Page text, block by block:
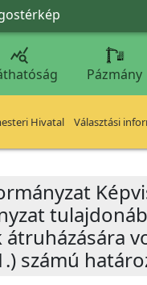

Pázmány
Hivatal Választási
számú